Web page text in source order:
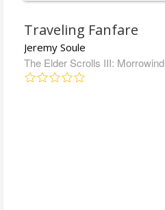
Traveling Fanfare
Jeremy Soule
The Elder Scrolls III: Morrowind